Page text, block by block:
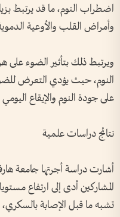
اضطراب النوم، ما قد يرتبط
وأمراض القلب والأوعية
ويرتبط ذلك بتأثير الضوء على
النوم، حيث يؤدي التعرض
على جودة النوم والإيقاع
نتائج دراسات علمية
أشارت دراسة أجرتها جامعة
المشاركين أدى إلى ارتفاع
تشبه ما قبل الإصابة